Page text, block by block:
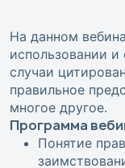
На данном
использовании
случаи
правильное
многое другое.
Программа
Понятие